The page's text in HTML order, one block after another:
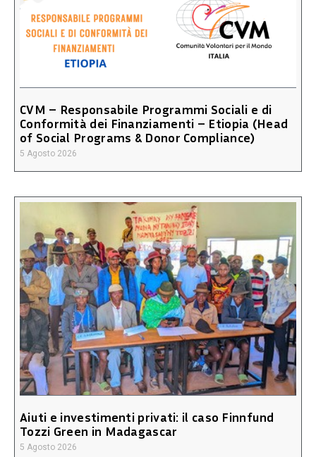
CVM – Responsabile Programmi Sociali e di
Conformità dei Finanziamenti – Etiopia (Head
of Social Programs & Donor Compliance)
5 Agosto 2026
Aiuti e investimenti privati: il caso Finnfund
Tozzi Green in Madagascar
5 Agosto 2026